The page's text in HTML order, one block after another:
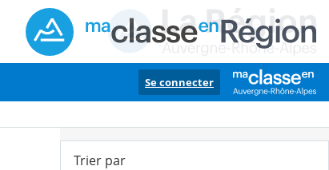
Se connecter
Trier par